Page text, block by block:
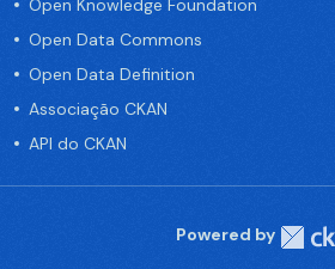
Open Knowledge Foundation
Open Data Commons
Open Data Definition
Associação CKAN
API do CKAN
Powered by